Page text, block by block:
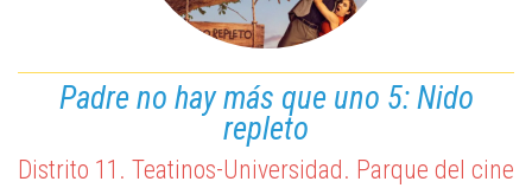
Paddington: Aventura en la selva
Distrito 1. Cine Albéniz
7 de agosto 2026 / 11:00 h
Padre no hay más que uno 5: Nido
repleto
Distrito 11. Teatinos-Universidad. Parque del cine